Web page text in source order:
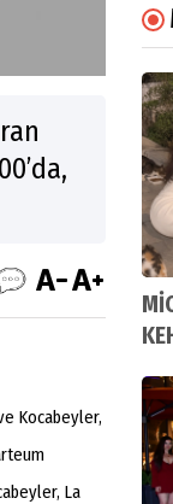
Kocabeyler,
La